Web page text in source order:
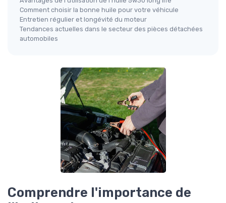
Comment choisir la bonne huile pour votre véhicule
Entretien régulier et longévité du moteur
Tendances actuelles dans le secteur des pièces détachées
automobiles
Comprendre l'importance de